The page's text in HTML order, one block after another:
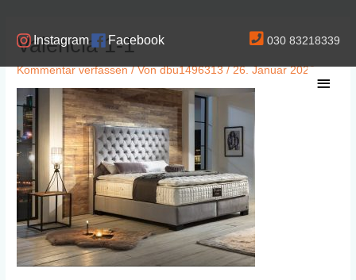
springenInstagram Facebook 030 83218339
Valencia 1-1
Kommentar verfassen / Vondbu1496313/26. Januar 2020